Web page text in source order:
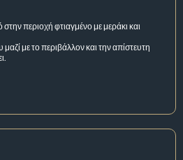
περιοχή φτιαγμένο με μεράκι και
με το περιβάλλον και την απίστευτη